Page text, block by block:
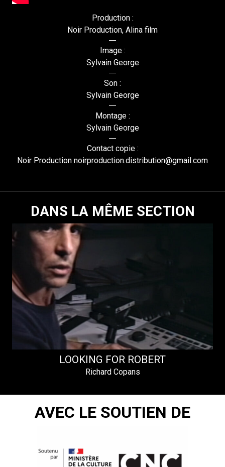
Production :
Noir Production, Alina film
Image :
Sylvain George
Son :
Sylvain George
Montage :
Sylvain George
Contact copie :
Noir Production noirproduction.distribution@gmail.com
DANS LA MÊME SECTION
LOOKING FOR ROBERT
Richard Copans
AVEC LE SOUTIEN DE